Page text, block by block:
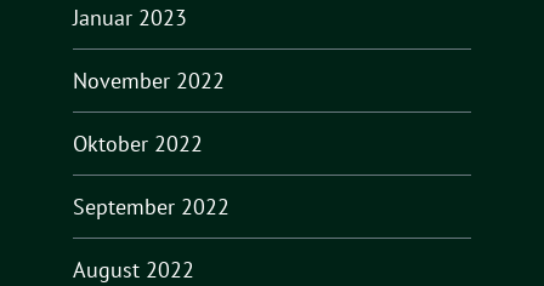
Januar 2023
November 2022
Oktober 2022
September 2022
August 2022